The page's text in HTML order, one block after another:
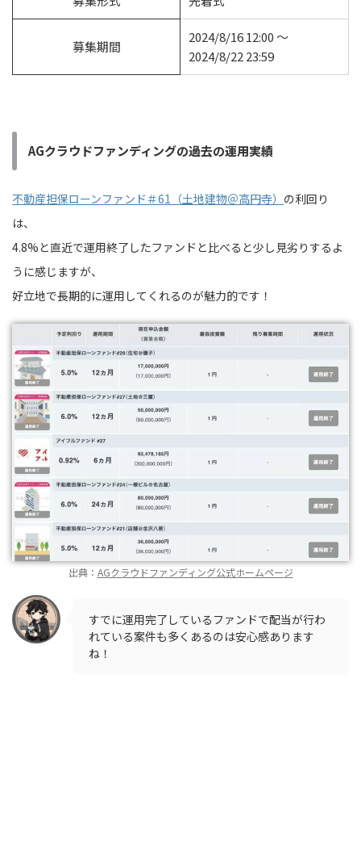
募集期間
2024/8/16 12:00 ～
2024/8/22 23:59
AGクラウドファンディングの過去の運用実績
不動産担保ローンファンド＃61（土地建物＠高円寺） の利回り
は、
4.8%と直近で運用終了したファンドと比べると少し見劣りするよ
うに感じますが、
好立地で長期的に運用してくれるのが魅力的です！
出典： AGクラウドファンディング公式ホームページ
すでに運用完了しているファンドで配当が行わ
れている案件も多くあるのは安心感あります
ね！